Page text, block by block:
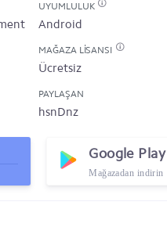
UYUMLULUK
Android
MAĞAZA LISANSI
Ücretsiz
PAYLAŞAN
hsnDnz
Google Play
Mağazadan indirin